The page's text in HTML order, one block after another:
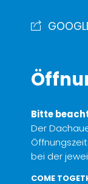
Bitte
Der
bei der
COME